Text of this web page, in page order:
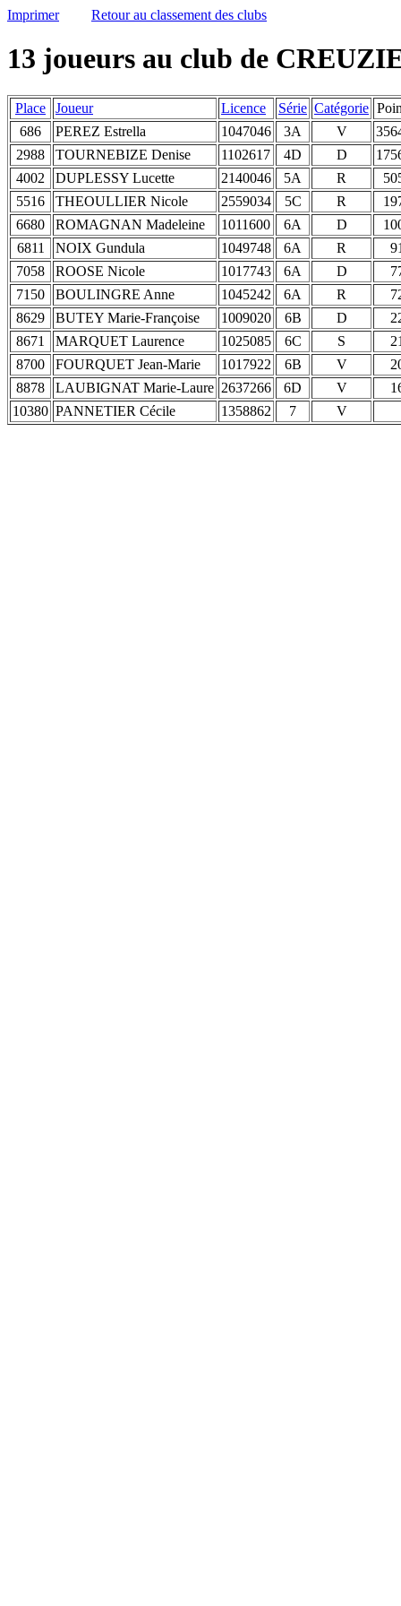
Imprimer Retour au classement des clubs
13 joueurs au club de
Place Joueur Licence Série Catégorie
686
PEREZ Estrella 1047046 3A V
2988
TOURNEBIZE Denise 1102617 4D D
4002
DUPLESSY Lucette 2140046 5A R
5516
THEOULLIER Nicole 2559034 5C R
6680
ROMAGNAN Madeleine 1011600 6A D
6811
NOIX Gundula 1049748 6A R
7058
ROOSE Nicole 1017743 6A D
7150
BOULINGRE Anne 1045242 6A R
8629
BUTEY Marie-Françoise 1009020 6B D
8671
MARQUET Laurence 1025085 6C S
8700
FOURQUET Jean-Marie 1017922 6B V
8878
LAUBIGNAT Marie-Laure 2637266 6D V
10380 PANNETIER Cécile 1358862 7 V